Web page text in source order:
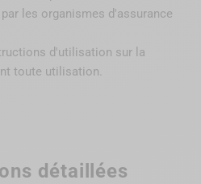
RETREATMENT
instrumental dans la
d'inserts endodontiques
du fragment
les organismes d'assurance
d'utilisation sur la
toute utilisation.
détaillées